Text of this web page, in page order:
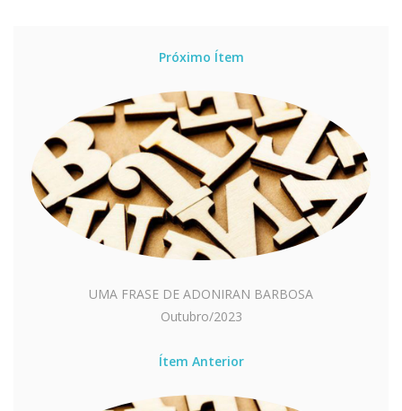
Próximo Ítem
UMA FRASE DE ADONIRAN BARBOSA
Outubro/2023
Ítem Anterior